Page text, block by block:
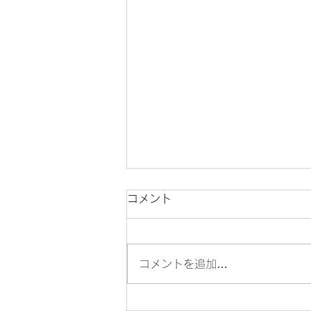
コメント
コメントを追加…